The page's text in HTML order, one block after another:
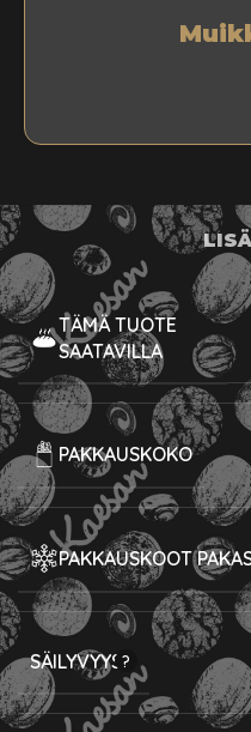
TÄMÄ TUOTE
SAATAVILLA
PAKKAUSKOKO
PAKKAUSKOOT
SÄILYVYYS